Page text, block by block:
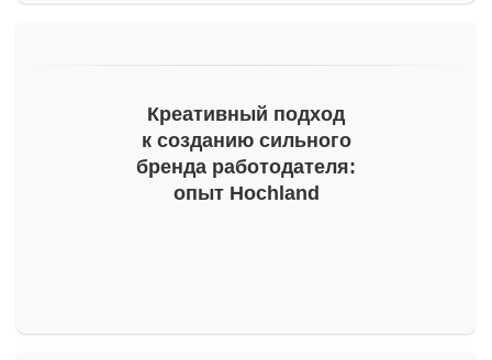
Креативный подход
к созданию сильного
бренда работодателя:
опыт Hochland